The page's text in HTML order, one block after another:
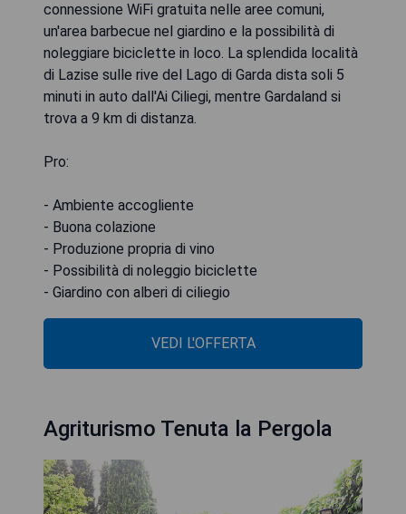
connessione WiFi gratuita nelle aree comuni,
un'area barbecue nel giardino e la possibilità di
noleggiare biciclette in loco. La splendida località
di Lazise sulle rive del Lago di Garda dista soli 5
minuti in auto dall'Ai Ciliegi, mentre Gardaland si
trova a 9 km di distanza.
Pro:
- Ambiente accogliente
- Buona colazione
- Produzione propria di vino
- Possibilità di noleggio biciclette
- Giardino con alberi di ciliegio
VEDI L'OFFERTA
Agriturismo Tenuta la Pergola